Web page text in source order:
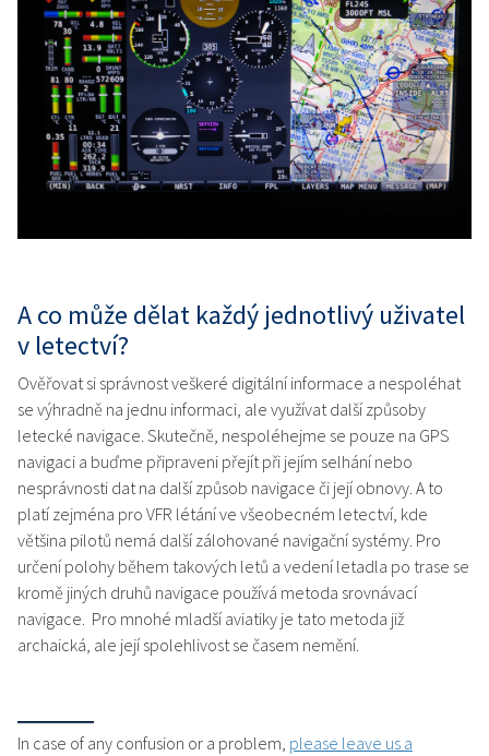
A co může dělat každý jednotlivý uživatel
v letectví?
Ověřovat si správnost veškeré digitální informace a nespoléhat
se výhradně na jednu informaci, ale využívat další způsoby
letecké navigace. Skutečně, nespoléhejme se pouze na GPS
navigaci a buďme připraveni přejít při jejím selhání nebo
nesprávnosti dat na další způsob navigace či její obnovy. A to
platí zejména pro VFR létání ve všeobecném letectví, kde
většina pilotů nemá další zálohované navigační systémy. Pro
určení polohy během takových letů a vedení letadla po trase se
kromě jiných druhů navigace používá metoda srovnávací
navigace. Pro mnohé mladší aviatiky je tato metoda již
archaická, ale její spolehlivost se časem nemění.
In case of any confusion or a problem, please leave us a